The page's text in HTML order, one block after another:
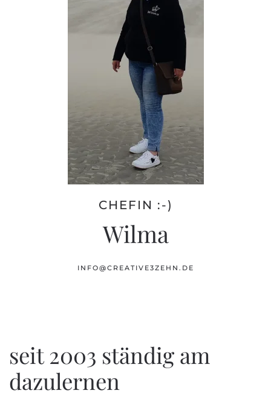
CHEFIN :-)
Wilma
INFO@CREATIVE3ZEHN.DE
seit 2003 ständig am
dazulernen